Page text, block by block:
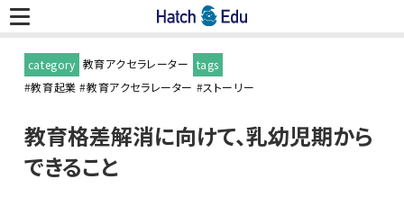
category 教育アクセラレーター tags
#教育起業 #教育アクセラレーター #ストーリー
教育格差解消に向けて、乳幼児期から
できること